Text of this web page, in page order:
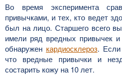
Во время эксперимента
привычками, и тех, кто ведет
был на лицо. Старшего всего
имели ряд вредных привычек
обнаружен кардиосклероз. Если
что вредные привычки и
состарить кожу на 10 лет.